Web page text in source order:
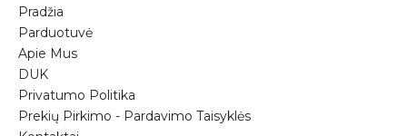
Pradžia
Parduotuvė
Apie Mus
DUK
Privatumo Politika
Prekių Pirkimo - Pardavimo Taisyklės